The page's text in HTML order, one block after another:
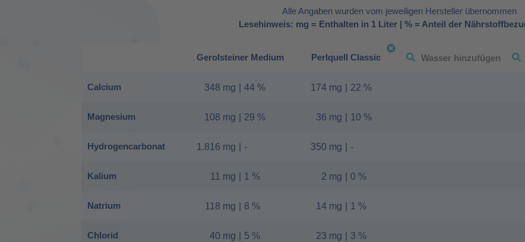
Alle Angaben wurden vom jeweiligen Hersteller übernommen
Lesehinweis: mg = Enthalten in 1 Liter | % = Anteil der
Calcium
Magnesium
Hydrogencarbonat
Kalium
Natrium
Chlorid
Gerolsteiner Medium
348 mg 44 %
108 mg 29 %
1.816 mg -
11 mg 1 %
118 mg 8 %
40 mg 5 %
Perlquell Classic
174 mg 22 %
36 mg 10 %
350 mg -
2 mg 0 %
14 mg 1 %
23 mg 3 %